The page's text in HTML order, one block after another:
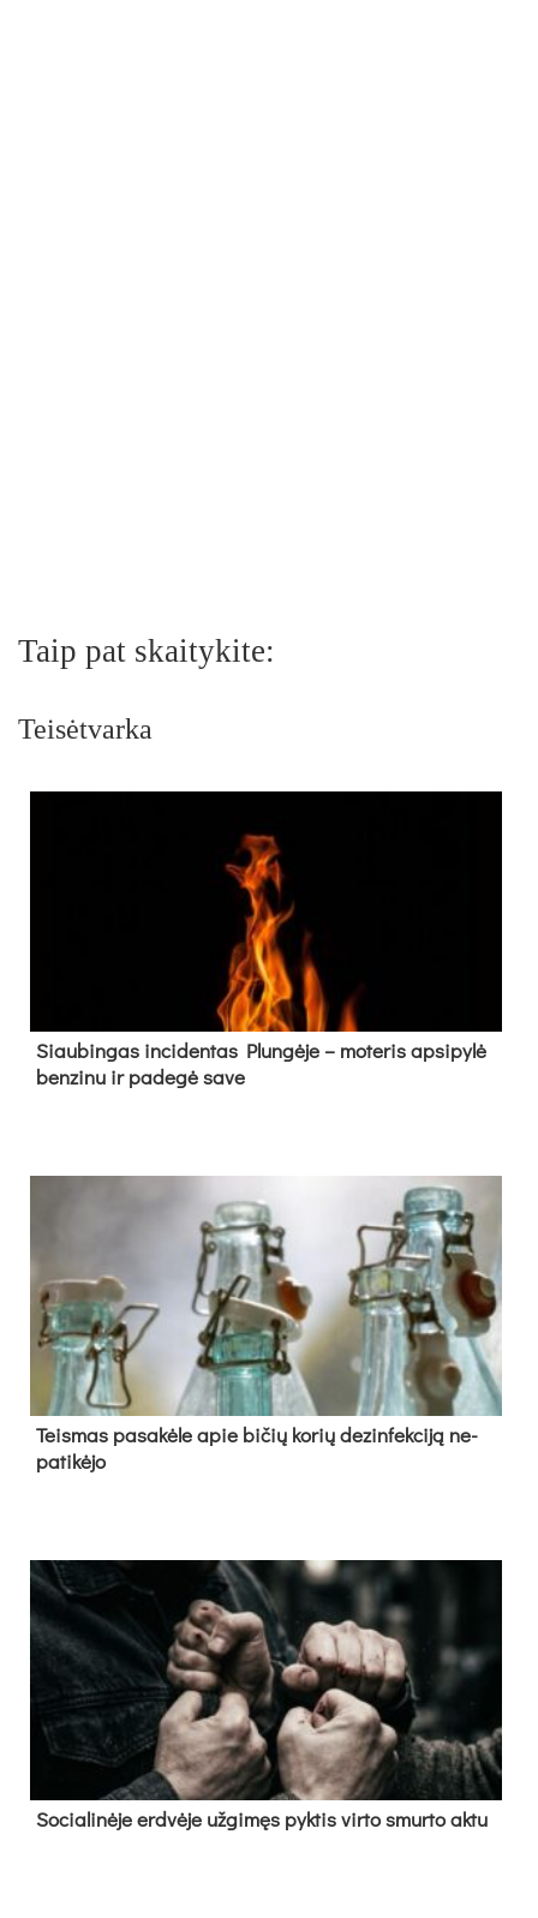
Taip pat skaitykite:
Teisėtvarka
Siau­bin­gas in­ci­den­tas Plun­gė­je – mo­te­ris ap­si­py­lė
ben­zi­nu ir pa­de­gė sa­ve
Teis­mas pa­sa­kė­le apie bi­čių ko­rių de­zin­fek­ci­ją ne­
pa­ti­kė­jo
So­cia­li­nė­je erd­vė­je už­gi­męs pyk­tis vir­to smur­to ak­tu